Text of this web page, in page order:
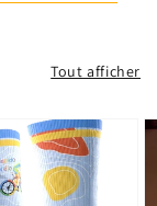
Tout afficher